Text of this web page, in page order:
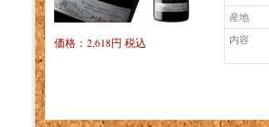
産地
内容
価格：2,618円 税込